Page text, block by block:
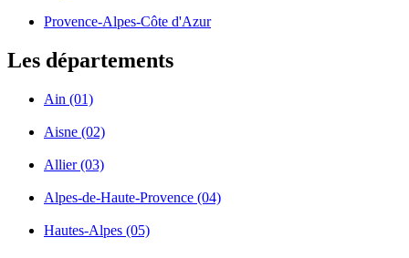
Provence-Alpes-Côte d'Azur
Les départements
Ain (01)
Aisne (02)
Allier (03)
Alpes-de-Haute-Provence (04)
Hautes-Alpes (05)